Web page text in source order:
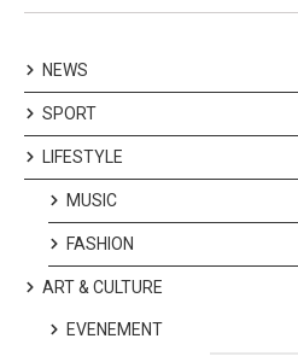
NEWS
SPORT
LIFESTYLE
MUSIC
FASHION
ART & CULTURE
EVENEMENT